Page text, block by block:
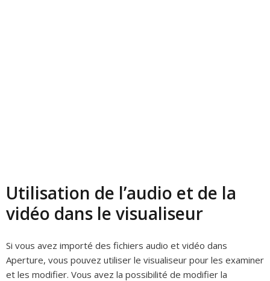
Utilisation de l’audio et de la
vidéo dans le visualiseur
Si vous avez importé des fichiers audio et vidéo dans
Aperture, vous pouvez utiliser le visualiseur pour les examiner
et les modifier. Vous avez la possibilité de modifier la